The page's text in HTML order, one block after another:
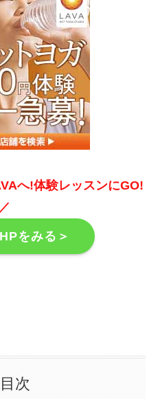
へ!体験レッスンにGO!
／
をみる＞
目次